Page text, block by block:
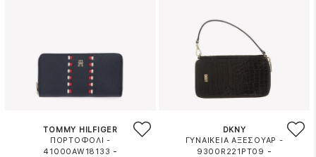
TOMMY HILFIGER
ΠΟΡΤΟΦΟΛΙ -
41000AW18133 -
DKNY
ΓΥΝΑΙΚΕΙΑ ΑΞΕΣΟΥΑΡ -
9300R221PT09 -